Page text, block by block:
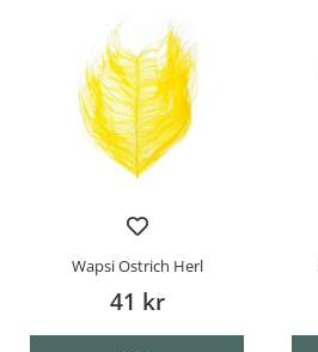
Wapsi Ostrich Herl
41 kr